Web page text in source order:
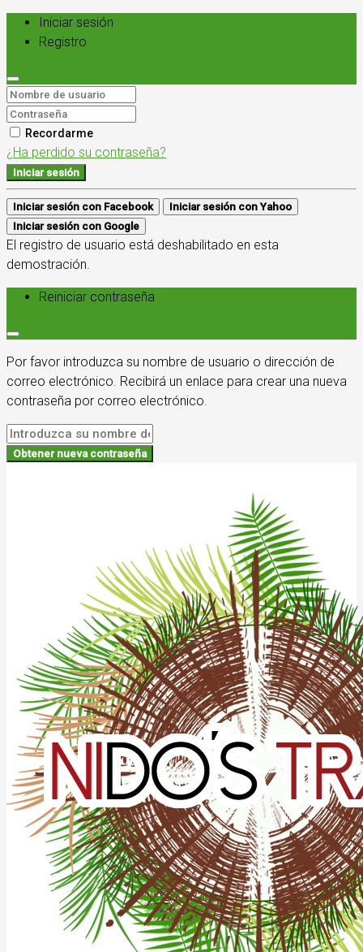
Iniciar sesión
Registro
Recordarme
¿Ha perdido su contraseña?
Iniciar sesión
Iniciar sesión con Facebook
Iniciar sesión con Yahoo
Iniciar sesión con Google
El registro de usuario está deshabilitado en esta
demostración.
Reiniciar contraseña
Por favor introduzca su nombre de usuario o dirección de
correo electrónico. Recibirá un enlace para crear una nueva
contraseña por correo electrónico.
Obtener nueva contraseña